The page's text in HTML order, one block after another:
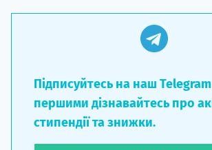
Підписуйтесь на наш
першими дізнавайтесь про
стипендії та знижки.